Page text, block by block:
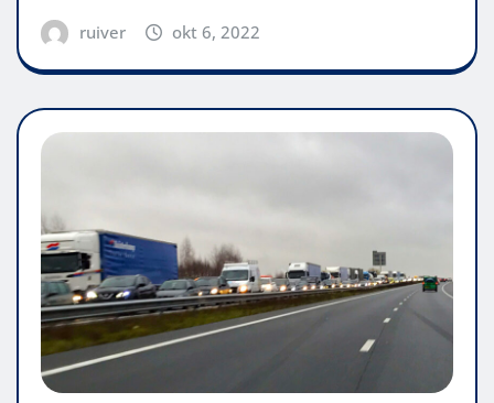
ruiver okt 6, 2022